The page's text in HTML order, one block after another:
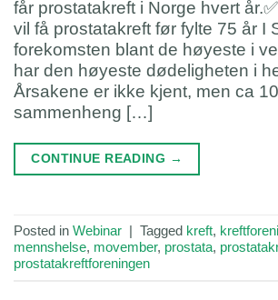
får prostatakreft i Norge hvert
vil få prostatakreft før fylte 75 år I
forekomsten blant de høyeste i
har den høyeste dødeligheten i
Årsakene er ikke kjent, men ca
sammenheng […]
CONTINUE READING →
Posted in Webinar | Tagged kreft,
mennshelse, movember, prostata,
prostatakreftforeningen